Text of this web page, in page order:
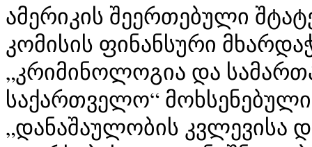
ამერიკის შეერთებული
კომისის ფინანსური
„კრიმინოლოგია და
საქართველო“ მოხსენებული
„დანაშაულობის კვლევისა